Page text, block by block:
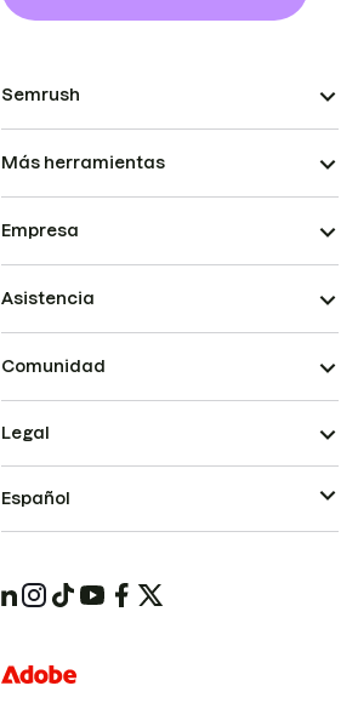
Semrush
Más herramientas
Empresa
Asistencia
Comunidad
Legal
Español